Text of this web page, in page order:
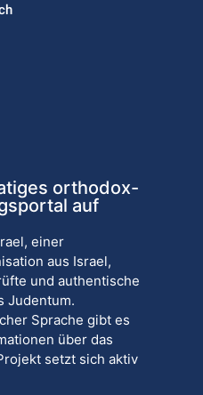
orthodox-
auf
einer
aus Israel,
und authentische
Judentum.
Sprache gibt es
über das
setzt sich aktiv